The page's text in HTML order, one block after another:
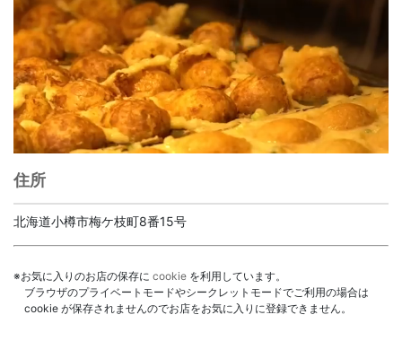
住所
北海道小樽市梅ケ枝町8番15号
※お気に入りのお店の保存に cookie を利用しています。
ブラウザのプライベートモードやシークレットモードでご利用の場合は
cookie が保存されませんのでお店をお気に入りに登録できません。